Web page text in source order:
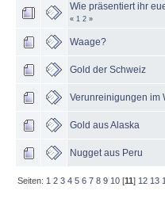
Wie präsentiert ihr
« 1 2 »
Waage?
Gold der Schweiz
Verunreinigungen im
Gold aus Alaska
Nugget aus Peru
Seiten: 1 2 3 4 5 6 7 8 9 10 [11] 12 13